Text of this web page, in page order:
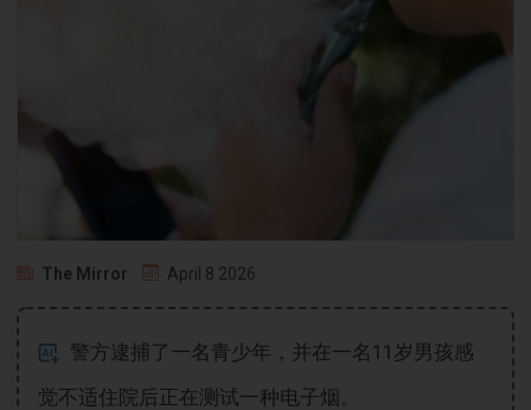
The Mirror April 8 2026
警方逮捕了一名青少年，并在一名11岁男孩感
觉不适住院后正在测试一种电子烟。